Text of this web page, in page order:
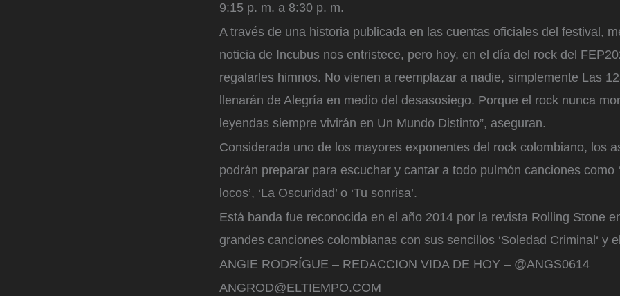
9:15 p. m. a 8:30 p. m.
A través de una historia publicada en las cuentas oficiales del festival,
noticia de Incubus nos entristece, pero hoy, en el día del rock del
regalarles himnos. No vienen a reemplazar a nadie, simplemente Las
llenarán de Alegría en medio del desasosiego. Porque el rock nunca
leyendas siempre vivirán en Un Mundo Distinto”, aseguran.
Considerada uno de los mayores exponentes del rock colombiano, los
podrán preparar para escuchar y cantar a todo pulmón canciones como
locos’, ‘La Oscuridad’ o ‘Tu sonrisa’.
Está banda fue reconocida en el año 2014 por la revista Rolling Stone
grandes canciones colombianas con sus sencillos ‘Soledad Criminal‘ y el
ANGIE RODRÍGUE – REDACCION VIDA DE HOY – @ANGS0614
ANGROD@ELTIEMPO.COM